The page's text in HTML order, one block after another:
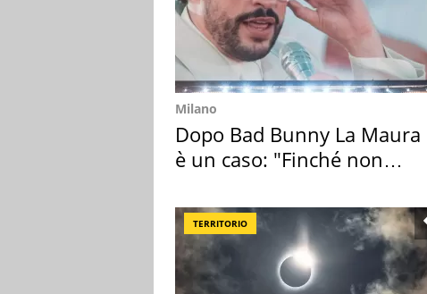
Milano
Dopo Bad Bunny La Maura
è un caso: "Finché non
TERRITORIO